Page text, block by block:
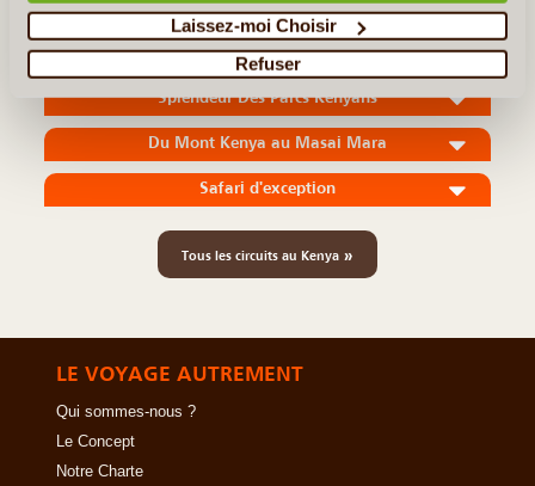
Laissez-moi Choisir
Refuser
En détail ≻
Splendeur Des Parcs Kenyans
Du Mont Kenya au Masai Mara
Safari d'exception
Tous les circuits au Kenya »
LE VOYAGE AUTREMENT
Qui sommes-nous ?
Le Concept
Notre Charte